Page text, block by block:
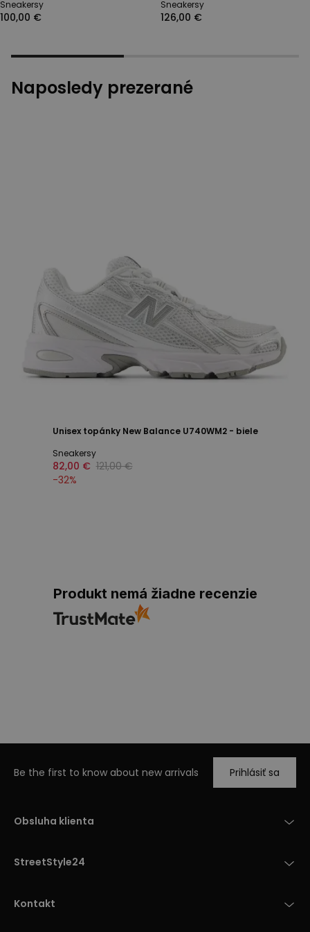
Sneakersy
100,00 €
Sneakersy
126,00 €
Naposledy prezerané
Unisex topánky New Balance U740WM2 - biele
Sneakersy
82,00 € 121,00 €
-32%
Produkt nemá žiadne recenzie
Be the first to know about new arrivals Prihlásiť sa
Obsluha klienta
StreetStyle24
Kontakt